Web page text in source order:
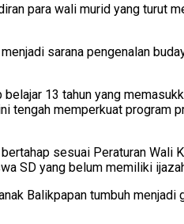
para wali murid yang turut
sarana pengenalan
13 tahun yang
tengah memperkuat program
sesuai Peraturan Wali
SD yang belum memiliki
Balikpapan tumbuh